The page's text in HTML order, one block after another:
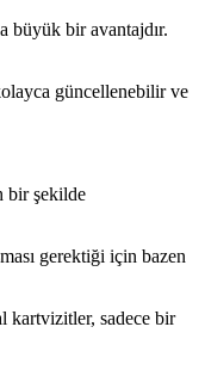
büyük bir avantajdır.
güncellenebilir ve
bir şekilde
gerektiği için bazen
kartvizitler, sadece bir